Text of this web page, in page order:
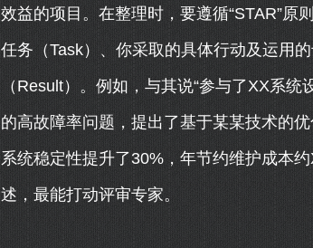
效益的项目。在整理时，要遵循“STAR”原
任务（Task）、你采取的具体行动及运用
（Result）。例如，与其说“参与了XX系
的高故障率问题，提出了基于某某技术的
系统稳定性提升了30%，年节约维护成本
述，最能打动评审专家。